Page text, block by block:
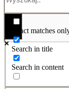
Exact matches
Search in title
Search in content